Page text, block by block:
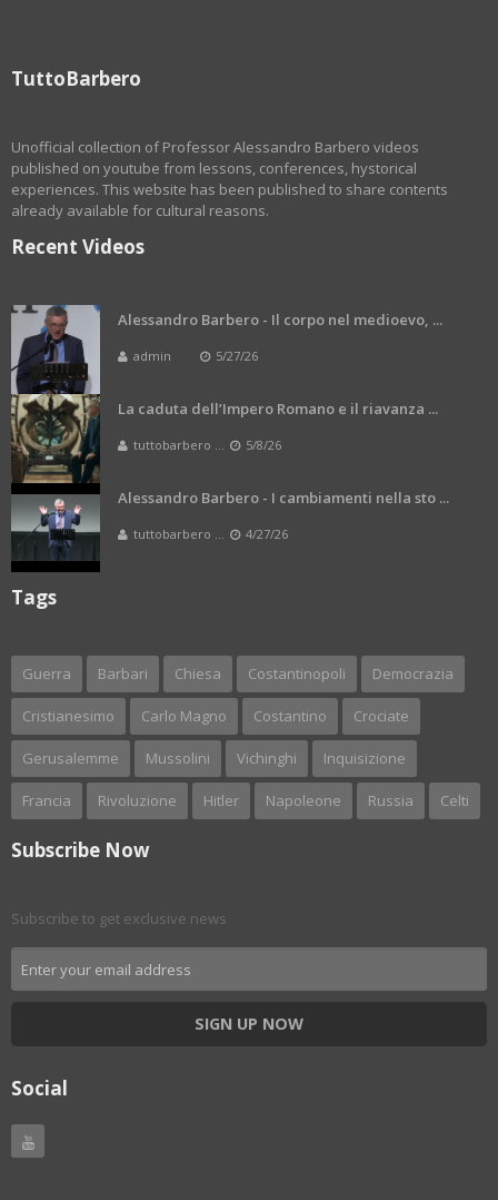
TuttoBarbero
Unofficial collection of Professor Alessandro Barbero videos
published on youtube from lessons, conferences, hystorical
experiences. This website has been published to share contents
already available for cultural reasons.
Recent Videos
Alessandro Barbero - Il corpo nel medioevo, ...
admin 5/27/26
La caduta dell’Impero Romano e il riavanza ...
tuttobarbero ... 5/8/26
Alessandro Barbero - I cambiamenti nella sto ...
tuttobarbero ... 4/27/26
Tags
Guerra Barbari Chiesa Costantinopoli Democrazia
Cristianesimo Carlo Magno Costantino Crociate
Gerusalemme Mussolini Vichinghi Inquisizione
Francia Rivoluzione Hitler Napoleone Russia Celti
Subscribe Now
Subscribe to get exclusive news
SIGN UP NOW
Social